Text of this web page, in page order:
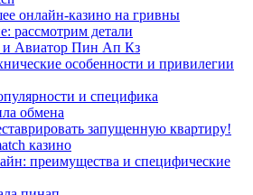
онлайн-казино на гривны
рассмотрим детали
и Авиатор Пин Ап Кз
особенности и привилегии
и специфика
обмена
запущенную квартиру!
казино
преимущества и специфические